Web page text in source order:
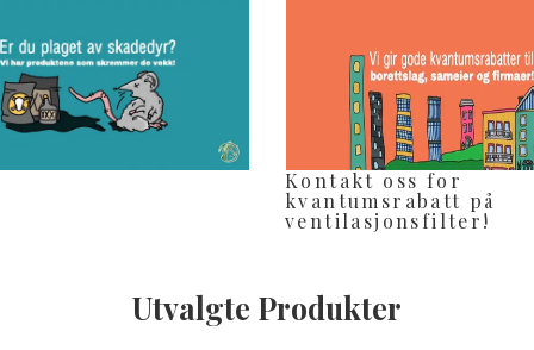
Kontakt oss for
kvantumsrabatt på
ventilasjonsfilter!
Utvalgte Produkter